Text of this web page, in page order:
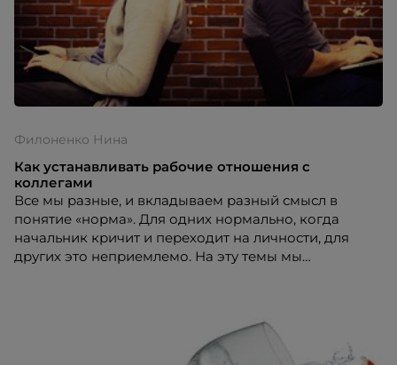
Филоненко Нина
Как устанавливать рабочие отношения с
коллегами
Все мы разные, и вкладываем разный смысл в
понятие «норма». Для одних нормально, когда
начальник кричит и переходит на личности, для
других это неприемлемо. На эту темы мы